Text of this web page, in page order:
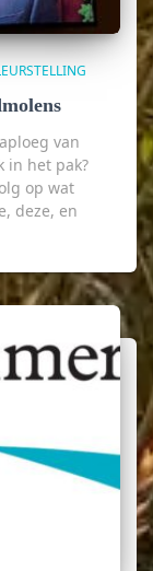
van
in het pak?
op wat
deze, en